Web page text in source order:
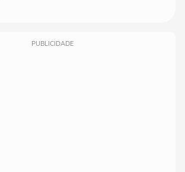
PUBLICIDADE